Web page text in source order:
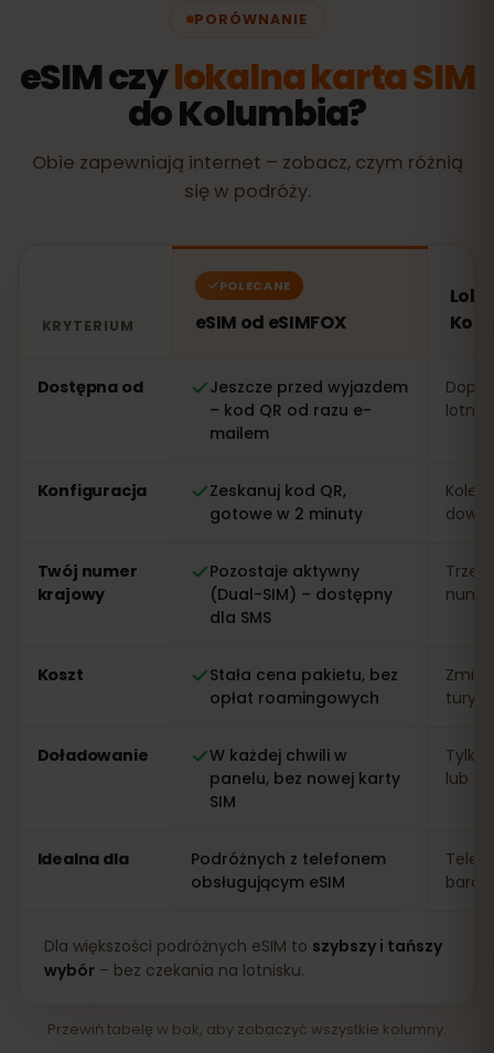
PORÓWNANIE
eSIM czylokalna karta SIM
do Kolumbia?
Obie zapewniają internet – zobacz, czym różnią
się w podróży.
KRYTERIUM
POLECANE
eSIM od eSIMFOX
Dostępna od
Jeszcze przed wyjazdem
– kod QR od razu e-
mailem
Konfiguracja
Zeskanuj kod QR,
gotowe w 2 minuty
Twój numer
krajowy
Pozostaje aktywny
(Dual-SIM) – dostępny
dla SMS
Koszt
Stała cena pakietu, bez
opłat roamingowych
Doładowanie
W każdej chwili w
panelu, bez nowej karty
SIM
Tylko
lub
Idealna dla
Podróżnych z telefonem
obsługującym eSIM
Dla większości podróżnych eSIM to szybszy i tańszy
wybór– bez czekania na lotnisku.
Przewiń tabelę w bok, aby zobaczyć wszystkie kolumny.